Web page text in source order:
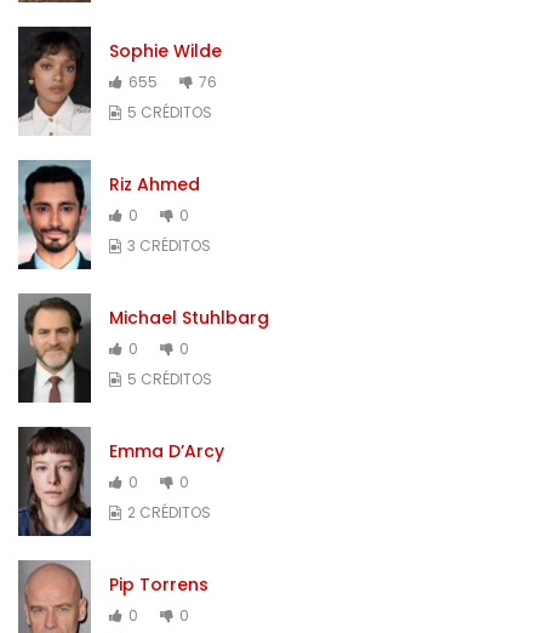
Sophie Wilde
655
76
5 CRÉDITOS
Riz Ahmed
0
0
3 CRÉDITOS
Michael Stuhlbarg
0
0
5 CRÉDITOS
Emma D’Arcy
0
0
2 CRÉDITOS
Pip Torrens
0
0